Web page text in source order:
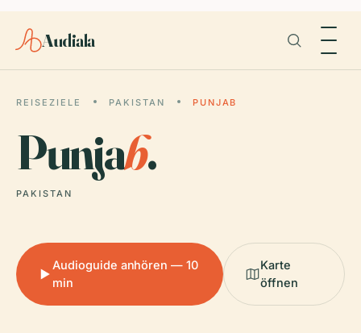
Audiala
REISEZIELE PAKISTAN PUNJAB
Punjab.
PAKISTAN
Audioguide anhören — 10
min
Karte
öffnen